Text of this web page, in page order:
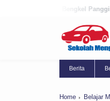
Panggilan Terbaik di Purworejo
Berita
Home Belajar